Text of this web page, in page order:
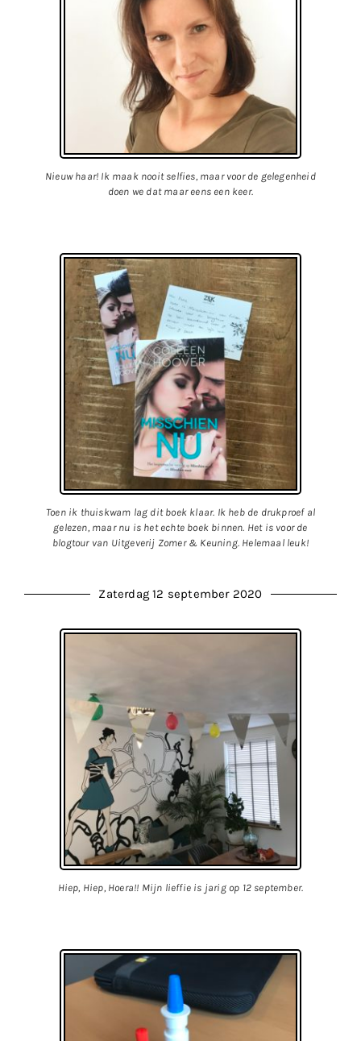
Nieuw haar! Ik maak nooit selfies, maar voor de gelegenheid
doen we dat maar eens een keer.
Toen ik thuiskwam lag dit boek klaar. Ik heb de drukproef al
gelezen, maar nu is het echte boek binnen. Het is voor de
blogtour van Uitgeverij Zomer & Keuning. Helemaal leuk!
Zaterdag 12 september 2020
Hiep, Hiep, Hoera!! Mijn lieffie is jarig op 12 september.